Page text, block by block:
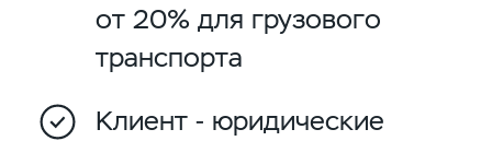
от 20% для грузового
транспорта
Клиент - юридические